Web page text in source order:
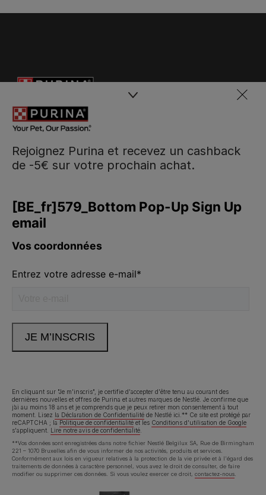
Rejoignez Purina et recevez un cashback
de -5€ sur votre prochain achat.
En cliquant sur "Je m'inscris", je certifie d'accepter d'être tenu au courant des
dernières nouvelles et offres de Purina et autres marques de Nestlé. Je confirme que
j’ai au moins 18 ans et je comprends que je peux retirer mon consentement à tout
moment. Lisez la Déclaration de Confidentialité de Nestlé ici.** Ce site est protégé par
reCAPTCHA ; la Politique de confidentialité et les Conditions d'utilisation de Google
s'appliquent.
Lire notre avis de confidentialité
**Vos données sont enregistrées dans notre fichier Nestlé Belgilux SA, Rue de Birmingham
221 – 1070 Bruxelles afin de vous informer de nos activités, produits et services.
Conformément aux lois en vigueur relatives à la protection de la vie privée et à l'égard des
traitements de données à caractère personnel, vous avez le droit de consulter, de faire
modifier ou supprimer ces données. Si vous voulez exercer ce droit, contactez-nous.
Neem contact met ons op
Déclaration d'accessibilité Conditions d’utilisation
Avis de confidentialité Cookies